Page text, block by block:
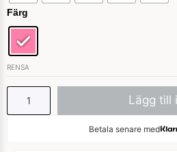
Färg
RENSA
DRESS
mängd
Lägg till
Betala senare med